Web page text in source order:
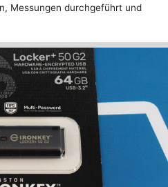
Messungen durchgeführt und